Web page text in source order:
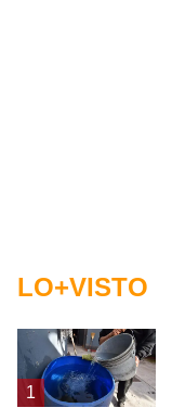
LO+VISTO
1